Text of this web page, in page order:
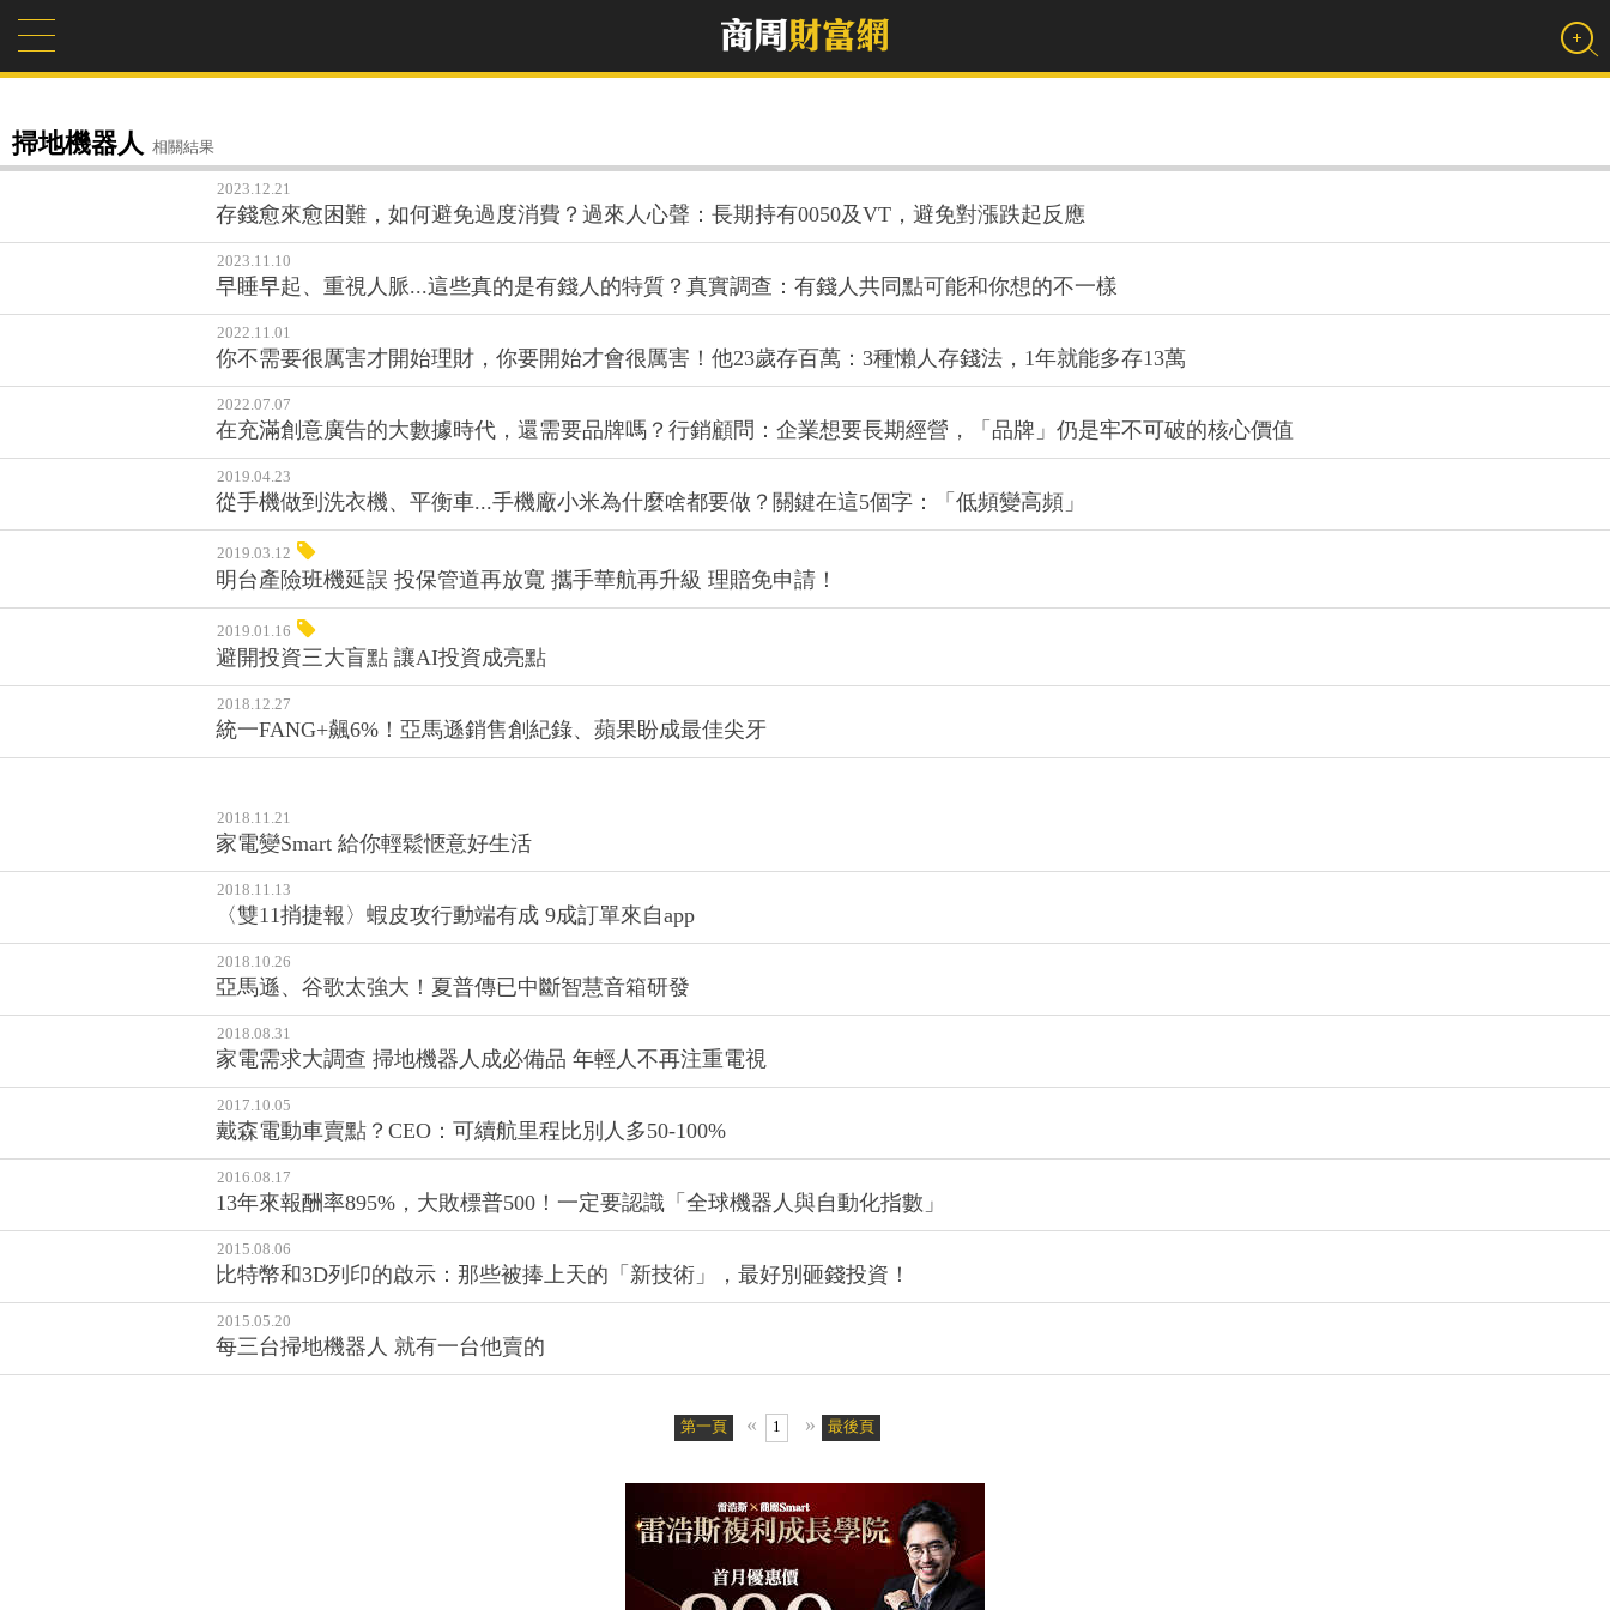
掃地機器人 相關結果
2023.12.21
存錢愈來愈困難，如何避免過度消費？過來人心聲：長期持有0050及VT，避免對漲跌起反應
2023.11.10
早睡早起、重視人脈...這些真的是有錢人的特質？真實調查：有錢人共同點可能和你想的不一樣
2022.11.01
你不需要很厲害才開始理財，你要開始才會很厲害！他23歲存百萬：3種懶人存錢法，1年就能多存13萬
2022.07.07
在充滿創意廣告的大數據時代，還需要品牌嗎？行銷顧問：企業想要長期經營，「品牌」仍是牢不可破的核心價值
2019.04.23
從手機做到洗衣機、平衡車...手機廠小米為什麼啥都要做？關鍵在這5個字：「低頻變高頻」
2019.03.12
明台產險班機延誤 投保管道再放寬 攜手華航再升級 理賠免申請！
2019.01.16
避開投資三大盲點 讓AI投資成亮點
2018.12.27
統一FANG+飆6%！亞馬遜銷售創紀錄、蘋果盼成最佳尖牙
2018.11.21
家電變Smart 給你輕鬆愜意好生活
2018.11.13
〈雙11捎捷報〉蝦皮攻行動端有成 9成訂單來自app
2018.10.26
亞馬遜、谷歌太強大！夏普傳已中斷智慧音箱研發
2018.08.31
家電需求大調查 掃地機器人成必備品 年輕人不再注重電視
2017.10.05
戴森電動車賣點？CEO：可續航里程比別人多50-100%
2016.08.17
13年來報酬率895%，大敗標普500！一定要認識「全球機器人與自動化指數」
2015.08.06
比特幣和3D列印的啟示：那些被捧上天的「新技術」，最好別砸錢投資！
2015.05.20
每三台掃地機器人 就有一台他賣的
第一頁 « 1 » 最後頁